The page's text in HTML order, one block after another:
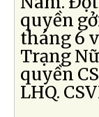
quyền
tháng 6
Trạng
quyền
LHQ.